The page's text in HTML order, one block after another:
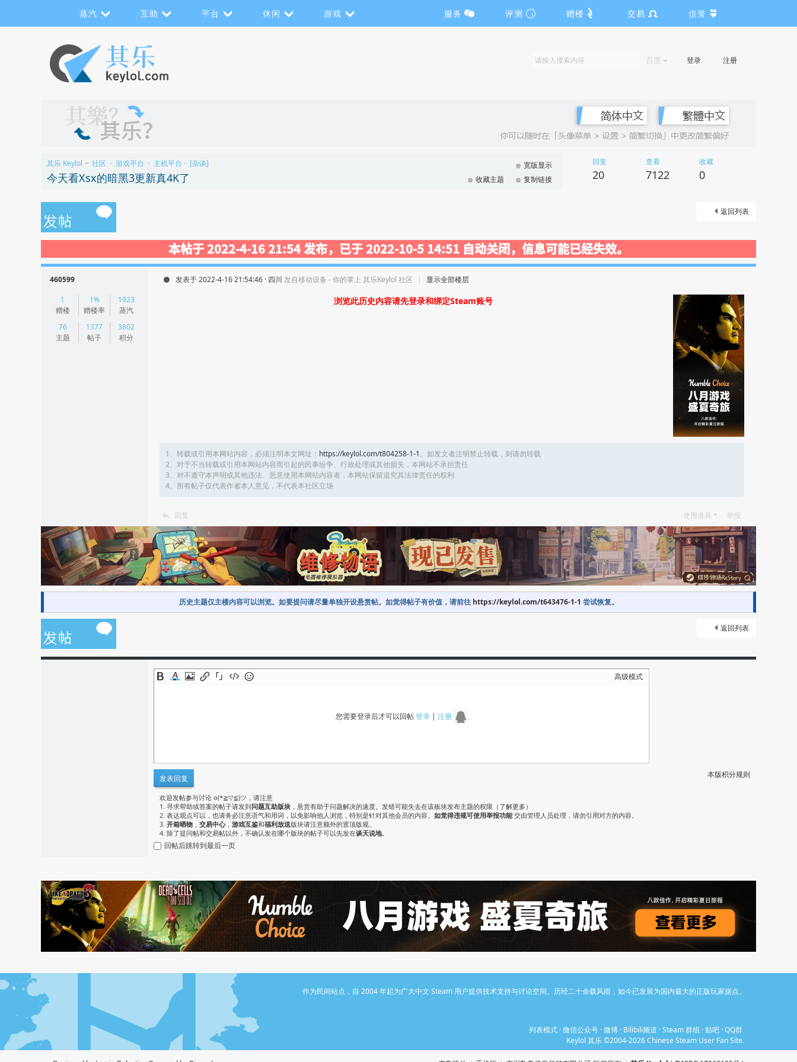
蒸汽 互助 平台 休闲 游戏 服务 评测 赠楼 交易 信誉
百度 登录 注册
其乐 Keylol >> 社区 › 游戏平台 › 主机平台 › [杂谈]
今天看Xsx的暗黑3更新真4K了
宽版显示
收藏主题
复制链接
回复
20
查看
7122
收藏
0
返回列表
本帖于 2022-4-16 21:54 发布，已于 2022-10-5 14:51 自动关闭，信息可能已经失效。
460599
1
赠楼
1%
赠楼率
1923
蒸汽
76
主题
1377
帖子
3802
积分
发表于 2022-4-16 21:54:46 · 四川 发自移动设备 - 你的掌上 其乐Keylol 社区 |
显示全部楼层
浏览此历史内容请先登录和绑定Steam账号
1、转载或引用本网站内容，必须注明本文网址： https://keylol.com/t804258-1-1。如发文者注明禁止转载，则请勿转载
2、对于不当转载或引用本网站内容而引起的民事纷争、行政处理或其他损失，本网站不承担责任
3、对不遵守本声明或其他违法、恶意使用本网站内容者，本网站保留追究其法律责任的权利
4、所有帖子仅代表作者本人意见，不代表本社区立场
回复 使用道具 举报
历史主题仅主楼内容可以浏览。如要提问请尽量单独开设悬赏帖。如觉得帖子有价值，请前往 https://keylol.com/t643476-1-1 尝试恢复。
返回列表
高级模式
您需要登录后才可以回帖登录| 注册
本版积分规则
发表回复
欢迎发帖参与讨论 o(*≧▽≦)ツ，请注意
1. 寻求帮助或答案的帖子请发到问题互助版块 ，悬赏有助于问题解决的速度。发错可能失去在该板块发布主题的权限（ 了解更多 ）
2. 表达观点可以，也请务必注意语气和用词，以免影响他人浏览，特别是针对其他会员的内容。 如觉得违规可使用举报功能 交由管理人员处理，请勿引用对方的内容。
3. 开箱晒物 ， 交易中心， 游戏互鉴和福利放送版块请注意额外的置顶版规。
4. 除了提问帖和交易帖以外，不确认发在哪个版块的帖子可以先发在谈天说地。
回帖后跳转到最后一页
作为民间站点，自 2004 年起为广大中文 Steam 用户提供技术支持与讨论空间。历经二十余载风雨，如今已发展为国内最大的正版玩家据点。
列表模式 ·微信公众号 ·微博 · Bilibili频道 ·Steam 群组 · 贴吧 ·QQ群
Keylol 其乐 ©2004-2026 Chinese Steam User Fan Site.